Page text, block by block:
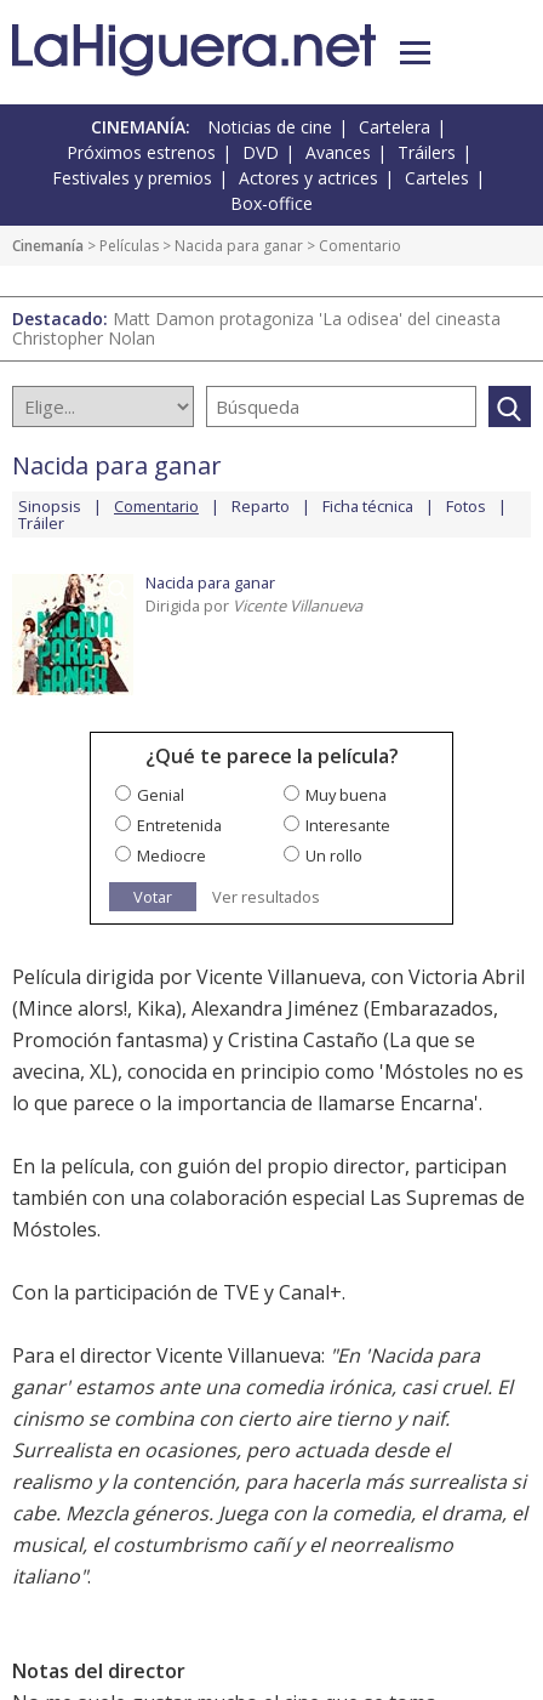
CINEMANÍA: Noticias de cine
Cartelera
Próximos estrenos
DVD Avances
Tráilers
Festivales y premios
Actores y actrices
Carteles
Box-office
Cinemanía > Películas > Nacida para ganar > Comentario
Destacado: Matt Damon protagoniza 'La odisea' del cineasta
Christopher Nolan
Nacida para ganar
Sinopsis Comentario Reparto Ficha técnica Fotos
Tráiler
Nacida para ganar
Dirigida por Vicente Villanueva
¿Qué te parece la película?
Genial
Muy buena
Entretenida
Interesante
Mediocre
Un rollo
Votar
Ver resultados
Película dirigida por Vicente Villanueva, con Victoria Abril
(Mince alors!, Kika), Alexandra Jiménez (Embarazados,
Promoción fantasma) y Cristina Castaño (La que se
avecina, XL), conocida en principio como 'Móstoles no es
lo que parece o la importancia de llamarse Encarna'.
En la película, con guión del propio director, participan
también con una colaboración especial Las Supremas de
Móstoles.
Con la participación de TVE y Canal+.
Para el director Vicente Villanueva: "En 'Nacida para
ganar' estamos ante una comedia irónica, casi cruel. El
cinismo se combina con cierto aire tierno y naif.
Surrealista en ocasiones, pero actuada desde el
realismo y la contención, para hacerla más surrealista si
cabe. Mezcla géneros. Juega con la comedia, el drama, el
musical, el costumbrismo cañí y el neorrealismo
italiano".
Notas del director